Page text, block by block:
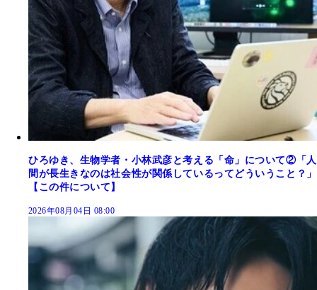
ひろゆき、生物学者・小林武彦と考える「命」について②「人
間が長生きなのは社会性が関係しているってどういうこと？」
【この件について】
2026年08月04日 08:00